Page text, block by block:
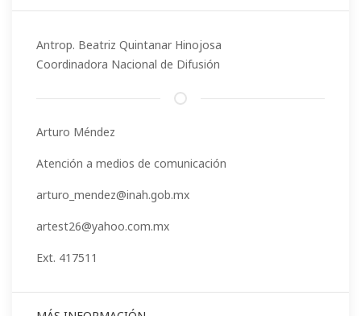
Antrop. Beatriz Quintanar Hinojosa
Coordinadora Nacional de Difusión
Arturo Méndez
Atención a medios de comunicación
arturo_mendez@inah.gob.mx
artest26@yahoo.com.mx
Ext. 417511